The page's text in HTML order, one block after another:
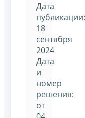
Дата
публикации:
18
сентября
2024
Дата
и
номер
решения:
от